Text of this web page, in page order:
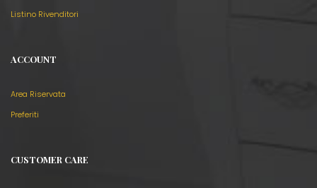
Listino Rivenditori
ACCOUNT
Area Riservata
Preferiti
CUSTOMER CARE